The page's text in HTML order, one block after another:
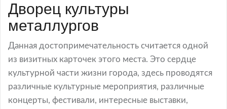
Дворец культуры
металлургов
Данная достопримечательность считается одной
из визитных карточек этого места. Это сердце
культурной части жизни города, здесь проводятся
различные культурные мероприятия, различные
концерты, фестивали, интересные выставки,